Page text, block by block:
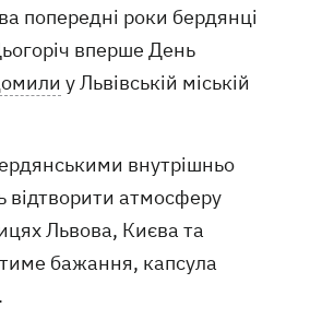
попередні роки бердянці
вперше День
у Львівській міській
внутрішньо
відтворити атмосферу
Львова, Києва та
бажання, капсула